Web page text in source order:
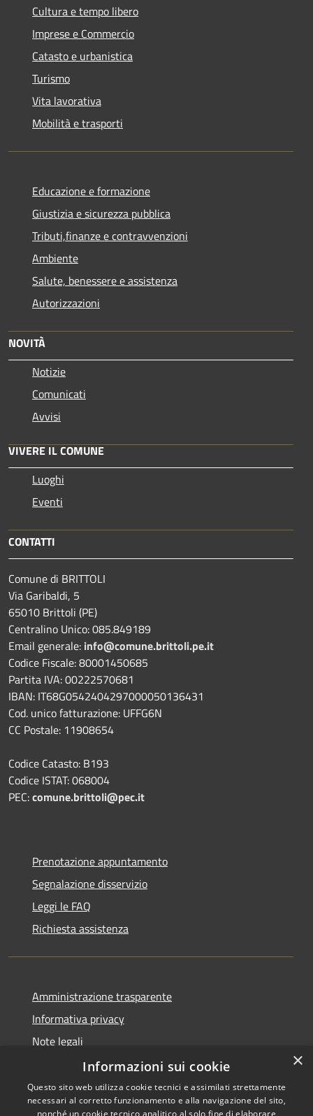
Cultura e tempo libero
Imprese e Commercio
Catasto e urbanistica
Turismo
Vita lavorativa
Mobilità e trasporti
Educazione e formazione
Giustizia e sicurezza pubblica
Tributi,finanze e contravvenzioni
Ambiente
Salute, benessere e assistenza
Autorizzazioni
NOVITÀ
Notizie
Comunicati
Avvisi
VIVERE IL COMUNE
Luoghi
Eventi
CONTATTI
Comune di BRITTOLI
Via Garibaldi, 5
65010 Brittoli (PE)
Centralino Unico: 085.849189
Email generale: info@comune.brittoli.pe.it
Codice Fiscale: 80001450685
Partita IVA: 00222570681
IBAN: IT68G0542404297000050136431
Cod. unico fatturazione: UFFG6N
CC Postale: 11908654
Codice Catasto: B193
Codice ISTAT: 068004
PEC:comune.brittoli@pec.it
Prenotazione appuntamento
Segnalazione disservizio
Leggi le FAQ
Richiesta assistenza
Amministrazione trasparente
Informativa privacy
Note legali
Dichiarazione di accessibilità
×
Informazioni sui cookie
Questo sito web utilizza cookie tecnici e assimilati strettamente
necessari al corretto funzionamento e alla navigazione del sito,
nonché un cookie tecnico analitico al solo fine di elaborare